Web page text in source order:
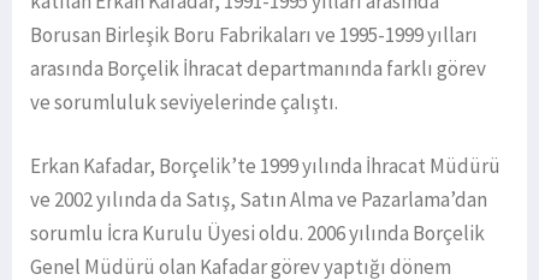
Borusan Birleşik Boru Fabrikaları ve 1995-1999 yılları
arasında Borçelik İhracat departmanında farklı görev
ve sorumluluk seviyelerinde çalıştı.
Erkan Kafadar, Borçelik’te 1999 yılında İhracat Müdürü
ve 2002 yılında da Satış, Satın Alma ve Pazarlama’dan
sorumlu İcra Kurulu Üyesi oldu. 2006 yılında Borçelik
Genel Müdürü olan Kafadar görev yaptığı dönem